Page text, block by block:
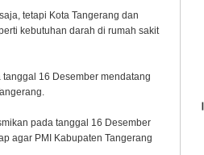
tetapi Kota Tangerang dan
kebutuhan darah di rumah sakit
16 Desember mendatang
pada tanggal 16 Desember
agar PMI Kabupaten Tangerang